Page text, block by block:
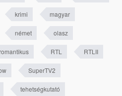
krimi magyar
német olasz
RTL RTLII
SuperTV2
tehetségkutató